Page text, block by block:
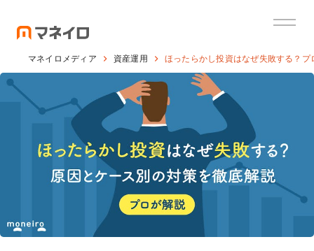
マネイロメディア 資産運用 ほったらかし投資はなぜ失敗する？